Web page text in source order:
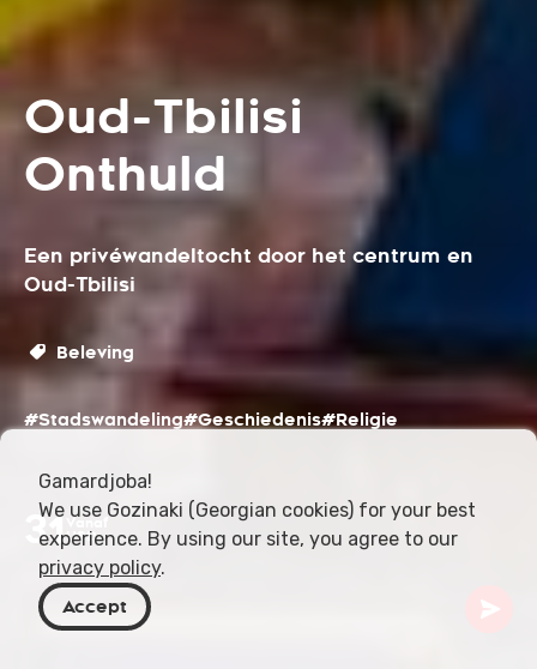
Oud-Tbilisi
Onthuld
Een privéwandeltocht door het centrum en
Oud-Tbilisi
Beleving
#Stadswandeling#Geschiedenis#Religie
31USD
Gamardjoba!
We use Gozinaki (Georgian cookies) for your best
experience. By using our site, you agree to our
privacy policy.
Accept